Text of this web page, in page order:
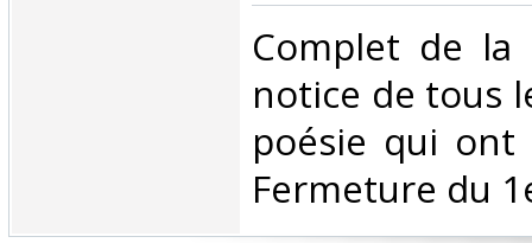
‎Complet de
notice de tous
poésie qui ont
Fermeture du